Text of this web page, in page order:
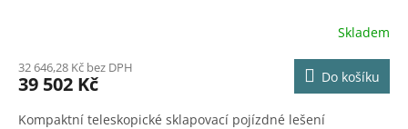
R
M
A
Skladem
32 646,28 Kč bez DPH
39 502 Kč Do košíku
Kompaktní teleskopické sklapovací pojízdné lešení